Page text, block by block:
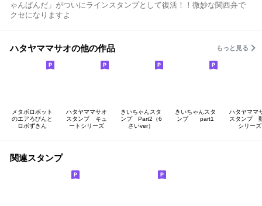
ゃんぱんだ」がついにラインスタンプとして復活！！微妙な関西弁で
クセになりますよ
ハタヤママサオの他の作品 もっと見る
メタボロボット
のエアろびんと
ロボずきん
ハタヤママサオ
スタンプ キュ
ートシリーズ
きいちゃんスタ
ンプ Part2（6
さいver）
きいちゃんスタ
ンプ part1
ハタヤママ
スタンプ
シリーズ
関連スタンプ